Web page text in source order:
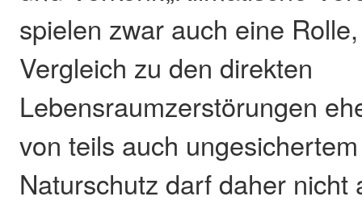
spielen zwar auch eine
Vergleich zu den direkten
Lebensraumzerstörungen
von teils auch
Naturschutz darf daher nicht